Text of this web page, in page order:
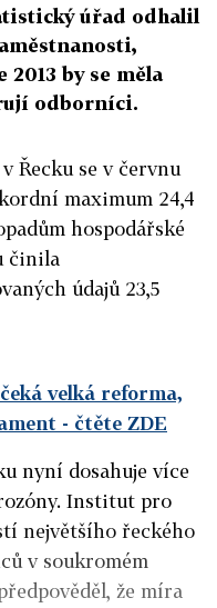
úřad odhalil
by se měla
odborníci.
Řecku se v červnu
maximum 24,4
hospodářské
činila
údajů 23,5
velká reforma,
- čtěte ZDE
nyní dosahuje více
Institut pro
největšího řeckého
v soukromém
že míra